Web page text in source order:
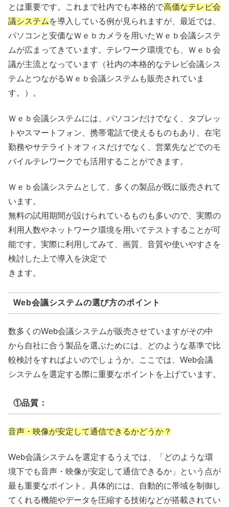
とは重要です。これまで社内でも本格的で高価なテレビ会
議システム を導入している例が見られますが、最近では、
パソコンと安価なＷｅｂカメラを用いたＷｅｂ会議システ
ムが広まってきています。テレワーク環境でも、Ｗｅｂ会
議が主流となっています（社内の本格的なテレビ会議シス
テムとつながるＷｅｂ会議システムも販売されていま
す。）。
Ｗｅｂ会議システムには、パソコンだけでなく、タブレッ
トやスマートフォン、携帯電話で使えるものもあり、在宅
勤務やサテライトオフィスだけでなく、営業先などでのモ
バイルテレワークでも活用することができます。
Ｗｅｂ会議システムとして、多くの製品が既に販売されて
います。
無料の試用期間が設けられているものも多いので、実際の
利用人数やネットワーク環境を用いてテストすることが可
能です。実際に利用してみて、画質、音質や使いやすさを
検討した上で導入を決定で
きます。
Web会議システムの選び方のポイント
数多くのWeb会議システムが販売させていますがその中
から自社に合う製品を選ぶためには、どのような基準で比
較検討をすればよいのでしょうか。ここでは、Web会議
システムを選定する際に重要なポイントを上げています。
①品質：
音声・映像が安定して通信できるかどうか？
Web会議システムを選定するうえでは、「どのような環
境下でも音声・映像が安定して通信できるか」という点が
最も重要なポイント。具体的には、自動的に帯域を制御し
てくれる機能やデータを圧縮する技術などが搭載されてい